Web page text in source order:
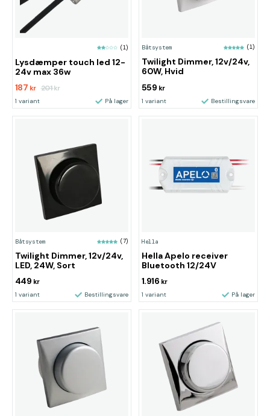
(1)
Lysdæmper touch led 12-
24v max 36w
187 kr 201kr
1 variant På lager
Båtsystem (1)
Twilight Dimmer, 12v/24v,
60W, Hvid
559 kr
1 variant Bestillingsvare
Båtsystem (7)
Twilight Dimmer, 12v/24v,
LED, 24W, Sort
449 kr
1 variant Bestillingsvare
Hella
Hella Apelo receiver
Bluetooth 12/24V
1.916 kr
1 variant På lager